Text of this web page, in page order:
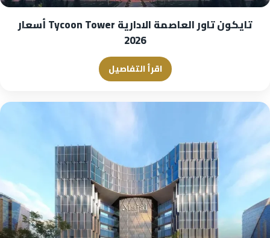
تايكون تاور العاصمة الادارية Tycoon Tower أسعار
2026
اقرأ التفاصيل